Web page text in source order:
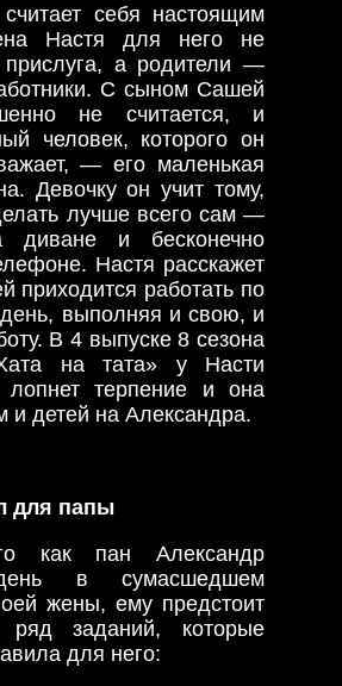
себя настоящим
Настя для него не
а родители —
С сыном Сашей
не считается, и
человек, которого он
— его маленькая
Девочку он учит тому,
лучше всего сам —
диване и бесконечно
Настя расскажет
приходится работать по
выполняя и свою, и
В 4 выпуске 8 сезона
на тата» у Насти
лопнет терпение и она
и детей на Александра.
для папы
как пан Александр
в сумасшедшем
жены, ему предстоит
ряд заданий, которые
для него: